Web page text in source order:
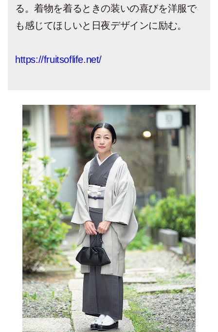
る。着物を着るときの装いの喜びを洋服で
も感じてほしいと日夜デザインに励む。
https://fruitsoflife.net/